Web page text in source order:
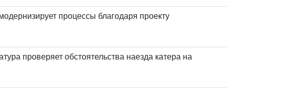
процессы благодаря проекту
проверяет обстоятельства наезда катера на